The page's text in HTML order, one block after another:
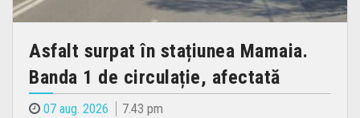
Asfalt surpat în stațiunea Mamaia.
Banda 1 de circulație, afectată
07 aug. 2026 7.43 pm